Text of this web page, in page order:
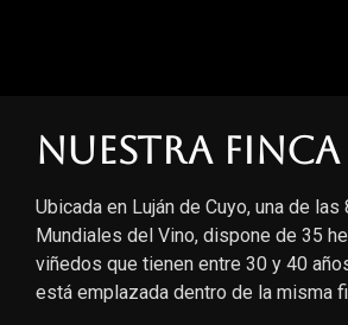
Nuestra finca
Ubicada en Luján de Cuyo, una de las
Mundiales del Vino, dispone de 35
viñedos que tienen entre 30 y 40
está emplazada dentro de la misma